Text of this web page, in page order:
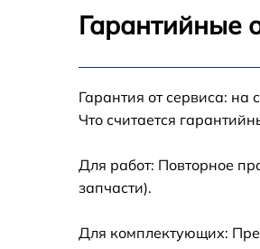
Замена экрана Asus
Гарантийные
Гарантия от сервиса:
Что считается
Для работ: Повторное
запчасти).
Для комплектующих: